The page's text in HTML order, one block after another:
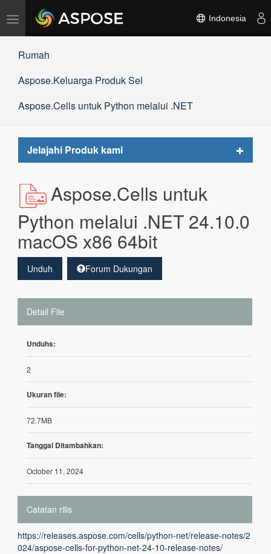
Alihkan
navigasi
Indonesia
Rumah
Aspose.Keluarga Produk Sel
Aspose.Cells untuk Python melalui .NET
Jelajahi Produk kami
Toggle
Aspose.Cells untuk
Python melalui .NET 24.10.0
macOS x86 64bit
Unduh Forum Dukungan
Detail File
Unduhs:
2
Ukuran file:
72.7MB
Tanggal Ditambahkan:
October 11, 2024
Catatan rilis
https://releases.aspose.com/cells/python-net/release-notes/2
024/aspose-cells-for-python-net-24-10-release-notes/